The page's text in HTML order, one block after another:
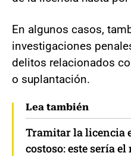
En algunos casos,
investigaciones
delitos relacionados
o suplantación.
Lea también
Tramitar la licencia
costoso: este sería